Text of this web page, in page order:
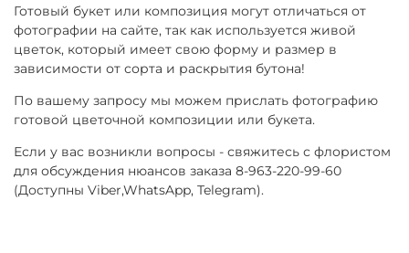
Готовый букет или композиция могут отличаться от
фотографии на сайте, так как используется живой
цветок, который имеет свою форму и размер в
зависимости от сорта и раскрытия бутона!
По вашему запросу мы можем прислать фотографию
готовой цветочной композиции или букета.
Если у вас возникли вопросы - свяжитесь с флористом
для обсуждения нюансов заказа 8-963-220-99-60
(Доступны Viber,WhatsApp, Telegram).